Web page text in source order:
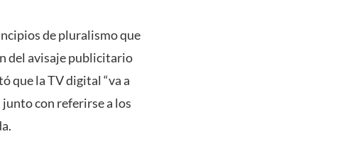
de pluralismo que
del avisaje publicitario
que la TV digital “va a
junto con referirse a los